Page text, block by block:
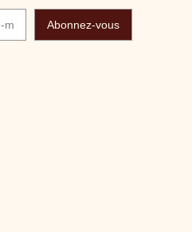
Abonnez-vous